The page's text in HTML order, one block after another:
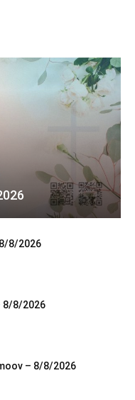
8/2026
8/8/2026
– 8/8/2026